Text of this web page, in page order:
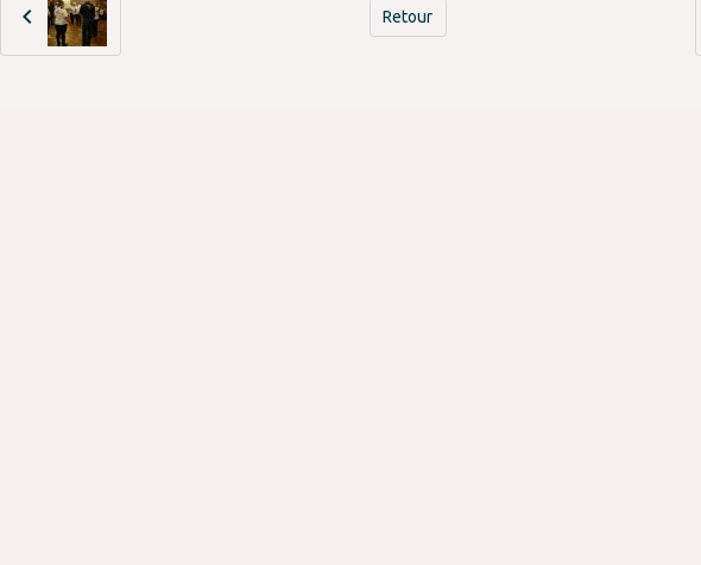
Retour